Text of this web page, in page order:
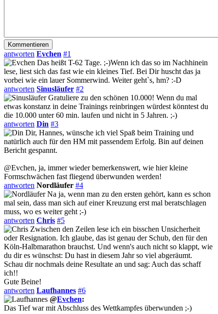
antworten Evchen #1
Das heißt T-62 Tage. ;-)Wenn ich das so im Nachhinein
lese, liest sich das fast wie ein kleines Tief. Bei Dir huscht das ja
vorbei wie ein lauer Sommerwind. Weiter geht`s, hm? :-D
antworten Sinusläufer #2
Gratuliere zu den schönen 10.000! Wenn du mal
etwas konstanz in deine Trainings reinbringen würdest könntest du
die 10.000 unter 60 min. laufen und nicht in 5 Jahren. ;-)
antworten Din #3
Dir, Hannes, wünsche ich viel Spaß beim Training und
natürlich auch für den HM mit passendem Erfolg. Bin auf deinen
Bericht gespannt.
@Evchen, ja, immer wieder bemerkenswert, wie hier kleine
Formschwächen fast fliegend überwunden werden!
antworten Nordläufer #4
Na ja, wenn man zu den ersten gehört, kann es schon
mal sein, dass man sich auf einer Kreuzung erst mal beratschlagen
muss, wo es weiter geht ;-)
antworten Chris #5
Zwischen den Zeilen lese ich ein bisschen Unsicherheit
oder Resignation. Ich glaube, das ist genau der Schub, den für den
Köln-Halbmarathon brauchst. Und wenn's auch nicht so klappt, wie
du dir es wünschst: Du hast in diesem Jahr so viel abgeräumt.
Schau dir nochmals deine Resultate an und sag: Auch das schaff
ich!!
Gute Beine!
antworten Laufhannes #6
@Evchen:
Das Tief war mit Abschluss des Wettkampfes überwunden ;-)